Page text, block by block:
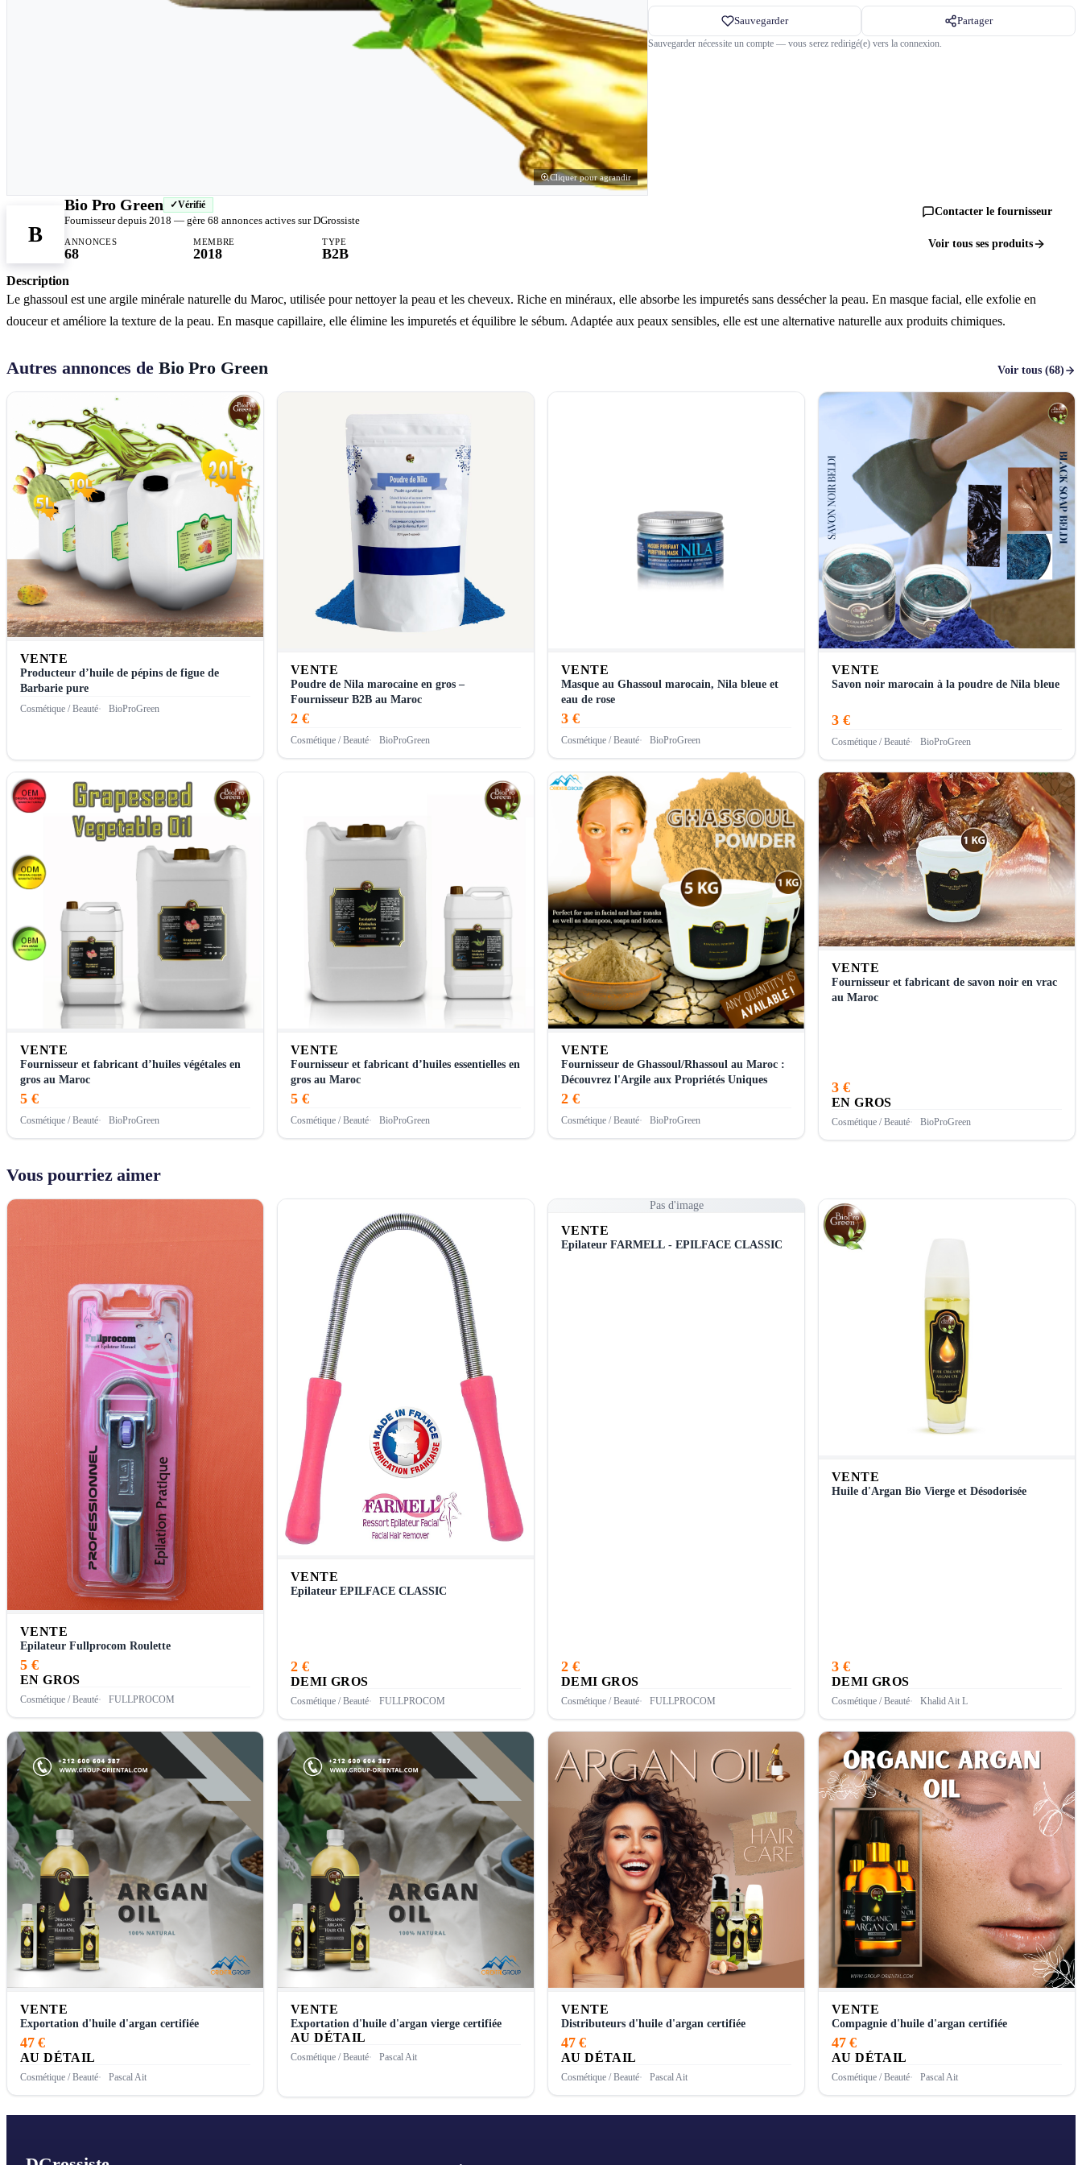
Cliquer pour agrandir
Sauvegarder Partager
Sauvegarder nécessite un compte — vous serez redirigé(e) vers la connexion.
B
Bio Pro Green Vérifié
Fournisseur depuis 2018 — gère 68 annonces actives sur DGrossiste
ANNONCES
68
MEMBRE
2018
TYPE
B2B
Contacter le fournisseur
Voir tous ses produits
Description
Le ghassoul est une argile minérale naturelle du Maroc, utilisée pour nettoyer la peau et les cheveux. Riche en minéraux, elle absorbe les impuretés sans dessécher la peau. En masque facial, elle exfolie en
douceur et améliore la texture de la peau. En masque capillaire, elle élimine les impuretés et équilibre le sébum. Adaptée aux peaux sensibles, elle est une alternative naturelle aux produits chimiques.
Autres annonces de Bio Pro Green Voir tous (68)
VENTE
Producteur d’huile de pépins de figue de
Barbarie pure
Cosmétique / Beauté BioProGreen
VENTE
Poudre de Nila marocaine en gros –
Fournisseur B2B au Maroc
2 €
Cosmétique / Beauté BioProGreen
VENTE
Masque au Ghassoul marocain, Nila bleue et
eau de rose
3 €
Cosmétique / Beauté BioProGreen
VENTE
Savon noir marocain à la poudre de Nila bleue
3 €
Cosmétique / Beauté BioProGreen
VENTE
Fournisseur et fabricant d’huiles végétales en
gros au Maroc
5 €
Cosmétique / Beauté BioProGreen
VENTE
Fournisseur et fabricant d’huiles essentielles en
gros au Maroc
5 €
Cosmétique / Beauté BioProGreen
VENTE
Fournisseur de Ghassoul/Rhassoul au Maroc :
Découvrez l'Argile aux Propriétés Uniques
2 €
Cosmétique / Beauté BioProGreen
VENTE
Fournisseur et fabricant de savon noir en vrac
au Maroc
3 €
EN GROS
Cosmétique / Beauté BioProGreen
Vous pourriez aimer
VENTE
Epilateur Fullprocom Roulette
5 €
EN GROS
Cosmétique / Beauté FULLPROCOM
VENTE
Epilateur EPILFACE CLASSIC
2 €
DEMI GROS
Cosmétique / Beauté FULLPROCOM
Pas d'image
VENTE
Epilateur FARMELL - EPILFACE CLASSIC
2 €
DEMI GROS
Cosmétique / Beauté FULLPROCOM
VENTE
Huile d'Argan Bio Vierge et Désodorisée
3 €
DEMI GROS
Cosmétique / Beauté Khalid Ait L
VENTE
Exportation d'huile d'argan certifiée
47 €
AU DÉTAIL
Cosmétique / Beauté Pascal Ait
VENTE
Exportation d'huile d'argan vierge certifiée
AU DÉTAIL
Cosmétique / Beauté Pascal Ait
VENTE
Distributeurs d'huile d'argan certifiée
47 €
AU DÉTAIL
Cosmétique / Beauté Pascal Ait
VENTE
Compagnie d'huile d'argan certifiée
47 €
AU DÉTAIL
Cosmétique / Beauté Pascal Ait